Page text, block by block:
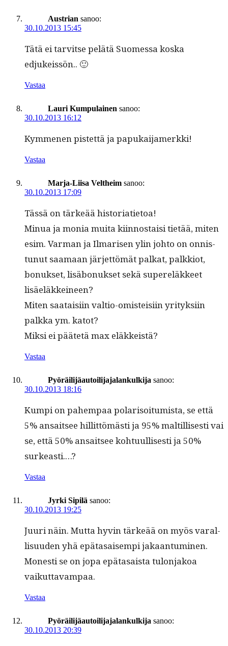
Austrian sanoo:
30.10.2013 15:45
Tätä ei tarvitse pelätä Suomes­sa kos­ka
edjukeissön.. 🙂
Vastaa
Lauri Kumpulainen sanoo:
30.10.2013 16:12
Kymme­nen pis­tet­tä ja papukaijamerkki!
Vastaa
Marja-Liisa Veltheim sanoo:
30.10.2013 17:09
Tässä on tärkeää historiatietoa!
Min­ua ja monia mui­ta kiin­nos­taisi tietää, miten
esim. Var­man ja Ilmarisen ylin johto on onnis­
tunut saa­maan jär­jet­tömät palkat, palkkiot,
bonuk­set, lisäbonuk­set sekä super­eläk­keet
lisäeläkkeineen?
Miten saataisi­in val­tio-omis­teisi­in yri­tyk­si­in
palk­ka ym. katot?
Mik­si ei päätetä max eläkkeistä?
Vastaa
Pyöräilijäautoilijajalankulkija sanoo:
30.10.2013 18:16
Kumpi on pahempaa polar­isoi­tu­mista, se että
5% ansait­see hillit­tömästi ja 95% maltil­lis­es­ti vai
se, että 50% ansait­see kohtu­ullis­es­ti ja 50%
surkeasti.…?
Vastaa
Jyrki Sipilä sanoo:
30.10.2013 19:25
Juuri näin. Mut­ta hyvin tärkeää on myös var­al­
lisu­u­den yhä epä­ta­saisem­pi jakaan­tu­mi­nen.
Mon­esti se on jopa epä­ta­saista tulon­jakoa
vaikuttavampaa.
Vastaa
Pyöräilijäautoilijajalankulkija sanoo:
30.10.2013 20:39